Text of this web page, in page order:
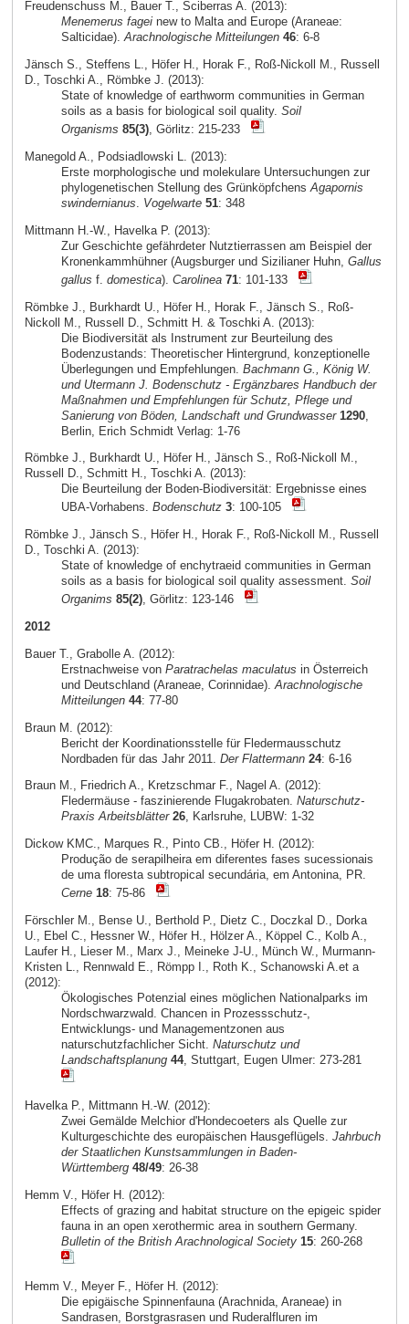
Freudenschuss M., Bauer T., Sciberras A. (2013):
Menemerus fageinew to Malta and Europe (Araneae:
Salticidae).Arachnologische Mitteilungen 46: 6-8
Jänsch S., Steffens L., Höfer H., Horak F., Roß-Nickoll M., Russell
D., Toschki A., Römbke J. (2013):
State of knowledge of earthworm communities in German
soils as a basis for biological soil quality. Soil
Organisms 85(3), Görlitz: 215-233
Manegold A., Podsiadlowski L. (2013):
Erste morphologische und molekulare Untersuchungen zur
phylogenetischen Stellung des Grünköpfchens Agapornis
swindernianus
Vogelwarte 51: 348
Mittmann H.-W., Havelka P. (2013):
Zur Geschichte gefährdeter Nutztierrassen am Beispiel der
Kronenkammhühner (Augsburger und Sizilianer Huhn, Gallus
gallus f. domestica). Carolinea 71: 101-133
Römbke J., Burkhardt U., Höfer H., Horak F., Jänsch S., Roß-
Nickoll M., Russell D., Schmitt H. & Toschki A. (2013):
Die Biodiversität als Instrument zur Beurteilung des
Bodenzustands: Theoretischer Hintergrund, konzeptionelle
Überlegungen und Empfehlungen. Bachmann G., König W.
und Utermann J. Bodenschutz - Ergänzbares Handbuch der
Maßnahmen und Empfehlungen für Schutz, Pflege und
Sanierung von Böden, Landschaft und Grundwasser 1290,
Berlin, Erich Schmidt Verlag: 1-76
Römbke J., Burkhardt U., Höfer H., Jänsch S., Roß-Nickoll M.,
Russell D., Schmitt H., Toschki A. (2013):
Die Beurteilung der Boden-Biodiversität: Ergebnisse eines
UBA-Vorhabens. Bodenschutz 3: 100-105
Römbke J., Jänsch S., Höfer H., Horak F., Roß-Nickoll M., Russell
D., Toschki A. (2013):
State of knowledge of enchytraeid communities in German
soils as a basis for biological soil quality assessment. Soil
Organims 85(2), Görlitz: 123-146
2012
Bauer T., Grabolle A. (2012):
Erstnachweise von Paratrachelas maculatus in Österreich
und Deutschland (Araneae, Corinnidae). Arachnologische
Mitteilungen 44: 77-80
Braun M. (2012):
Bericht der Koordinationsstelle für Fledermausschutz
Nordbaden für das Jahr 2011. Der Flattermann 24: 6-16
Braun M., Friedrich A., Kretzschmar F., Nagel A. (2012):
Fledermäuse - faszinierende Flugakrobaten. Naturschutz-
Praxis Arbeitsblätter 26, Karlsruhe, LUBW: 1-32
Dickow KMC., Marques R., Pinto CB., Höfer H. (2012):
Produção de serapilheira em diferentes fases sucessionais
de uma floresta subtropical secundária, em Antonina, PR.
Cerne 18: 75-86
Förschler M., Bense U., Berthold P., Dietz C., Doczkal D., Dorka
U., Ebel C., Hessner W., Höfer H., Hölzer A., Köppel C., Kolb A.,
Laufer H., Lieser M., Marx J., Meineke J-U., Münch W., Murmann-
Kristen L., Rennwald E., Römpp I., Roth K., Schanowski A.et a
(2012):
Ökologisches Potenzial eines möglichen Nationalparks im
Nordschwarzwald. Chancen in Prozessschutz-,
Entwicklungs- und Managementzonen aus
naturschutzfachlicher Sicht. Naturschutz und
Landschaftsplanung 44, Stuttgart, Eugen Ulmer: 273-281
Havelka P., Mittmann H.-W. (2012):
Zwei Gemälde Melchior d'Hondecoeters als Quelle zur
Kulturgeschichte des europäischen Hausgeflügels. Jahrbuch
der Staatlichen Kunstsammlungen in Baden-
Württemberg 48/49: 26-38
Hemm V., Höfer H. (2012):
Effects of grazing and habitat structure on the epigeic spider
fauna in an open xerothermic area in southern Germany.
Bulletin of the British Arachnological Society 15: 260-268
Hemm V., Meyer F., Höfer H. (2012):
Die epigäische Spinnenfauna (Arachnida, Araneae) in
Sandrasen, Borstgrasrasen und Ruderalfluren im